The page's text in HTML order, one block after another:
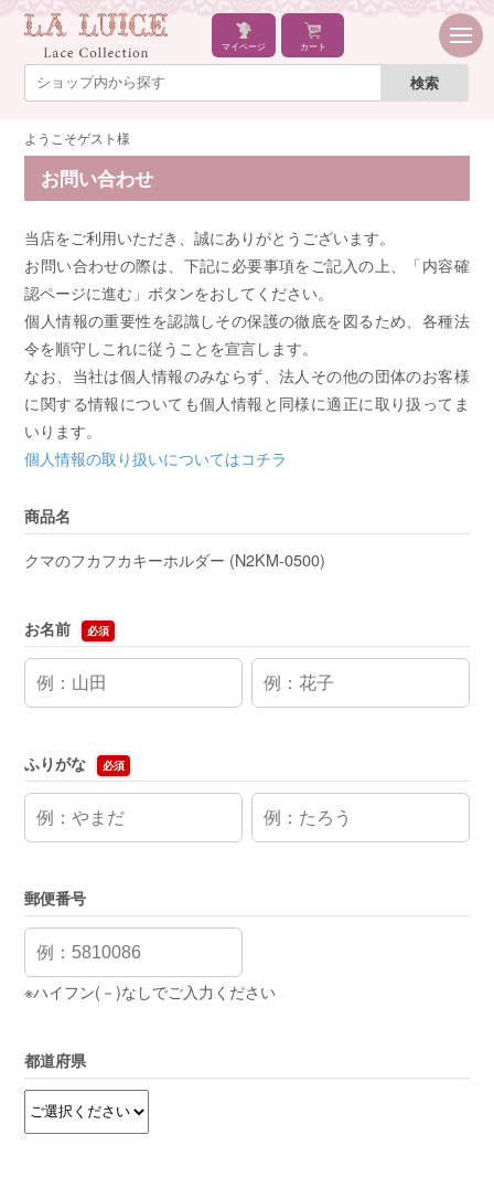
マイページ カート
ようこそゲスト様
お問い合わせ
当店をご利用いただき、誠にありがとうございます。
お問い合わせの際は、下記に必要事項をご記入の上、「内容確
認ページに進む」ボタンをおしてください。
個人情報の重要性を認識しその保護の徹底を図るため、各種法
令を順守しこれに従うことを宣言します。
なお、当社は個人情報のみならず、法人その他の団体のお客様
に関する情報についても個人情報と同様に適正に取り扱ってま
いります。
個人情報の取り扱いについてはコチラ
商品名
クマのフカフカキーホルダー (N2KM-0500)
お名前 必須
ふりがな 必須
郵便番号
※ハイフン(－)なしでご入力ください
都道府県